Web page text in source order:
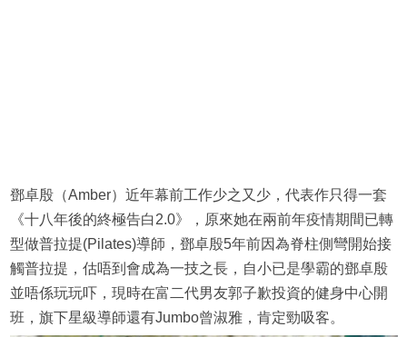
鄧卓殷（Amber）近年幕前工作少之又少，代表作只得一套
《十八年後的終極告白2.0》，原來她在兩前年疫情期間已轉
型做普拉提(Pilates)導師，鄧卓殷5年前因為脊柱側彎開始接
觸普拉提，估唔到會成為一技之長，自小已是學霸的鄧卓殷
並唔係玩玩吓，現時在富二代男友郭子歉投資的健身中心開
班，旗下星級導師還有Jumbo曾淑雅，肯定勁吸客。